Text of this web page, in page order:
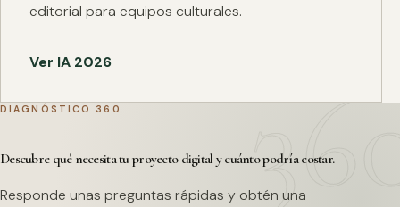
editorial para equipos culturales.
Ver IA 2026
DIAGNÓSTICO 360
Descubre qué necesita tu proyecto digital y cuánto podría costar.
Responde unas preguntas rápidas y obtén una